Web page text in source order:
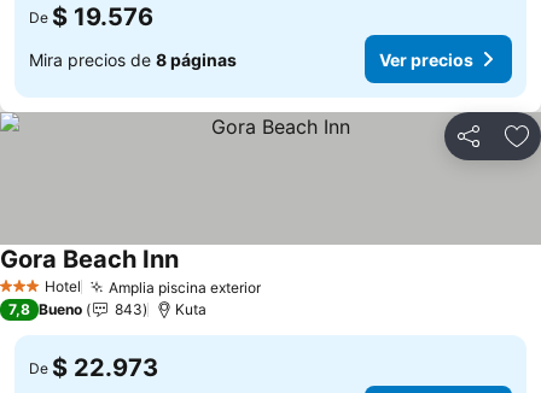
De $ 19.576
Mira precios de 8 páginas Ver precios
Compartir
3 Estrellas
Hotel Amplia piscina exterior
Gora Beach Inn
7,8 Bueno 843 Kuta
De $ 22.973